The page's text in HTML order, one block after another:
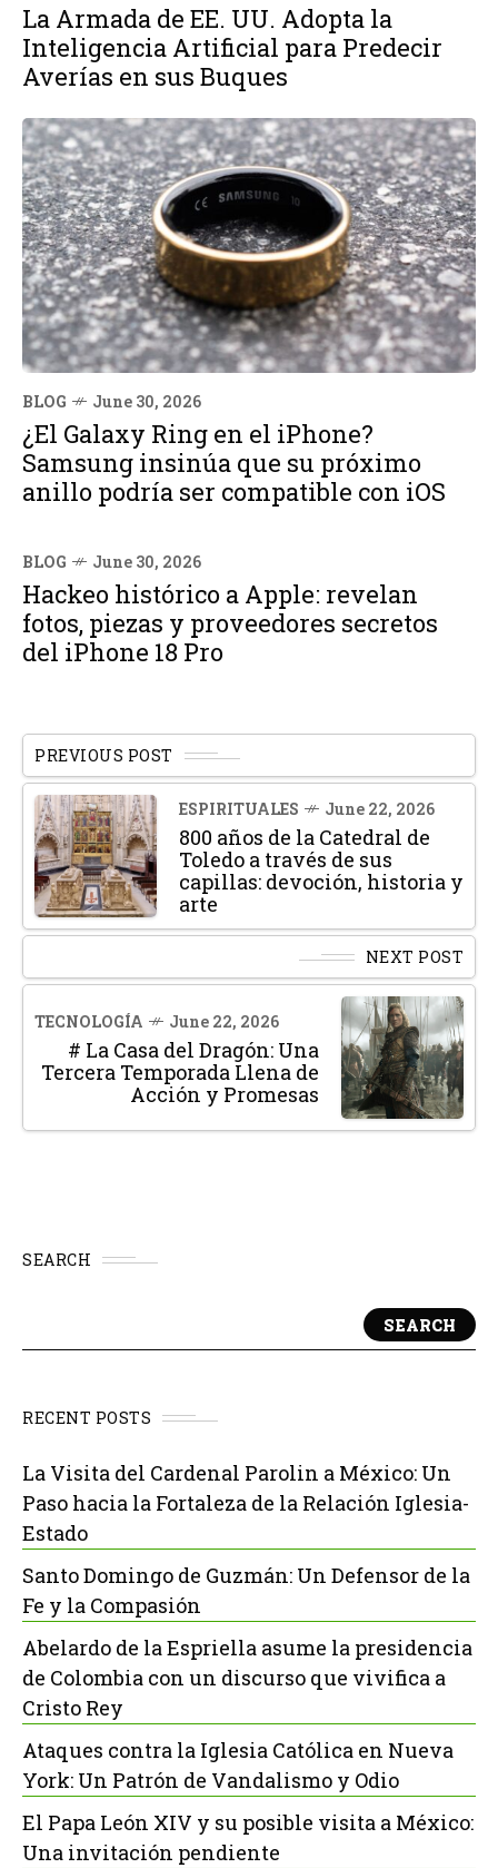
La Armada de EE. UU. Adopta la
Inteligencia Artificial para Predecir
Averías en sus Buques
BLOG June 30, 2026
¿El Galaxy Ring en el iPhone?
Samsung insinúa que su próximo
anillo podría ser compatible con iOS
BLOG June 30, 2026
Hackeo histórico a Apple: revelan
fotos, piezas y proveedores secretos
del iPhone 18 Pro
PREVIOUS POST
ESPIRITUALES June 22, 2026
800 años de la Catedral de
Toledo a través de sus
capillas: devoción, historia y
arte
NEXT POST
TECNOLOGÍA June 22, 2026
# La Casa del Dragón: Una
Tercera Temporada Llena de
Acción y Promesas
SEARCH
SEARCH
RECENT POSTS
La Visita del Cardenal Parolin a México: Un
Paso hacia la Fortaleza de la Relación Iglesia-
Estado
Santo Domingo de Guzmán: Un Defensor de la
Fe y la Compasión
Abelardo de la Espriella asume la presidencia
de Colombia con un discurso que vivifica a
Cristo Rey
Ataques contra la Iglesia Católica en Nueva
York: Un Patrón de Vandalismo y Odio
El Papa León XIV y su posible visita a México:
Una invitación pendiente